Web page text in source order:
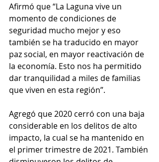
Afirmó que “La Laguna vive un
momento de condiciones de
seguridad mucho mejor y eso
también se ha traducido en mayor
paz social, en mayor reactivación de
la economía. Esto nos ha permitido
dar tranquilidad a miles de familias
que viven en esta región”.
Agregó que 2020 cerró con una baja
considerable en los delitos de alto
impacto, la cual se ha mantenido en
el primer trimestre de 2021. También